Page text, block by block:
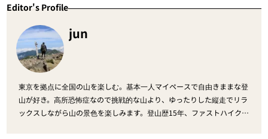
Editor's Profile
jun
東京を拠点に全国の山を楽しむ。基本一人マイペースで自由きままな登
山が好き。高所恐怖症なので挑戦的な山より、ゆったりした縦走でリラ
ックスしながら山の景色を楽しみます。登山歴15年、ファストハイク6